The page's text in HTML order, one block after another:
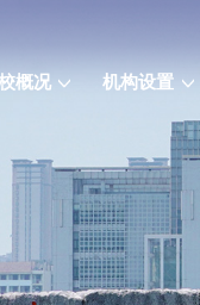
概况 机构设置